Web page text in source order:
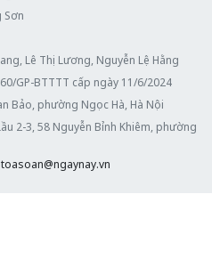
Sơn
Lê Thị Lương, Nguyễn Lệ Hằng
GP-BTTTT cấp ngày 11/6/2024
Bảo, phường Ngọc Hà, Hà Nội
2-3, 58 Nguyễn Bỉnh Khiêm, phường
toasoan@ngaynay.vn